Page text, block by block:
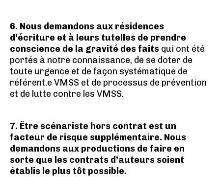
6. Nous demandons aux résidences
d’écriture et à leurs tutelles de prendre
conscience de la gravité des faits qui ont été
portés à notre connaissance, de se doter de
toute urgence et de façon systématique de
référent.e VMSS et de processus de prévention
et de lutte contre les VMSS.
7. Être scénariste hors contrat est un
facteur de risque supplémentaire. Nous
demandons aux productions de faire en
sorte que les contrats d’auteurs soient
établis le plus tôt possible.